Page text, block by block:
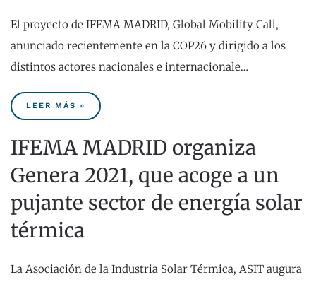
El proyecto de IFEMA MADRID, Global Mobility Call,
anunciado recientemente en la COP26 y dirigido a los
distintos actores nacionales e internacionale…
LEER MÁS »
IFEMA MADRID organiza
Genera 2021, que acoge a un
pujante sector de energía solar
térmica
La Asociación de la Industria Solar Térmica, ASIT augura